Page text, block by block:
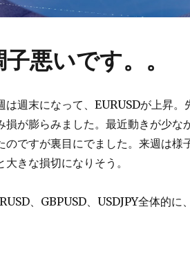
悪いです。。
は週末になって、EURUSDが上昇
損が膨らみました。最近動きが少な
のですが裏目にでました。来週は様
大きな損切になりそう。
、GBPUSD、USDJPY全体的に